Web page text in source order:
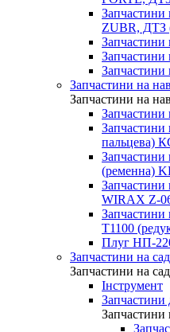
Запчастини
ZUBR, ДТЗ
Запчастини
Запчастини
Запчастини
Запчастини на
Запчастини на
пальцева)
Запчастини
(ременна)
Запчастини
WIRAX Z-
Запчастини
T1100
Плуг НП-
Запчастини на
Запчастини на
Інструмент
Запчастини
Запчастини